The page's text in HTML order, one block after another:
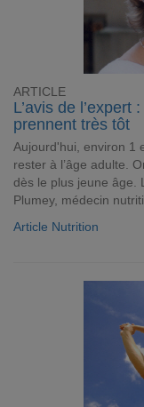
ARTICLE
L’avis de
prennent très tôt
Aujourd'hui, environ 1
rester à l’âge adulte.
dès le plus jeune âge.
Plumey, médecin
Article Nutrition